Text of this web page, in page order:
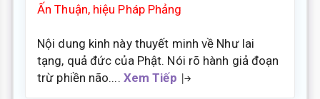
Ấn Thuận, hiệu Pháp Phảng
Nội dung kinh này thuyết minh về Như lai
tạng, quả đức của Phật. Nói rõ hành giả đoạn
trừ phiền não.... Xem Tiếp